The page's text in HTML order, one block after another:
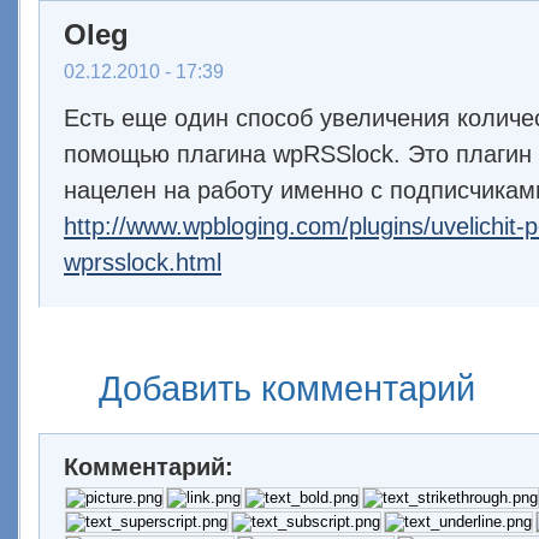
Oleg
02.12.2010 - 17:39
Есть еще один способ увеличения
помощью плагина wpRSSlock. Это
нацелен на работу именно с
http://www.wpbloging.com/plugins/uvelichit-
wprsslock.html
Добавить комментарий
Комментарий: